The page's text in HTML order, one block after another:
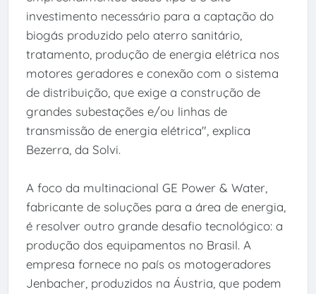
investimento necessário para a captação do
biogás produzido pelo aterro sanitário,
tratamento, produção de energia elétrica nos
motores geradores e conexão com o sistema
de distribuição, que exige a construção de
grandes subestações e/ou linhas de
transmissão de energia elétrica", explica
Bezerra, da Solvi.
A foco da multinacional GE Power & Water,
fabricante de soluções para a área de energia,
é resolver outro grande desafio tecnológico: a
produção dos equipamentos no Brasil. A
empresa fornece no país os motogeradores
Jenbacher, produzidos na Áustria, que podem